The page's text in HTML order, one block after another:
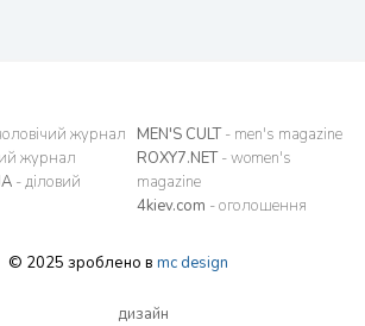
журнал
журнал
- діловий
MEN'S CULT- men's magazine
ROXY7.NET- women's
magazine
4kiev.com - оголошення
© 2025 зроблено в mc design
дизайн